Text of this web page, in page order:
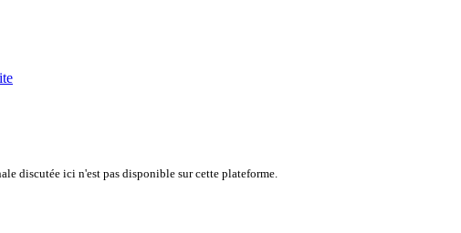
discutée ici n'est pas disponible sur cette plateforme.